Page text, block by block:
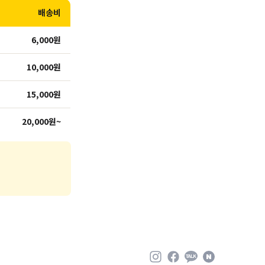
배송비
6,000원
10,000원
15,000원
20,000원~